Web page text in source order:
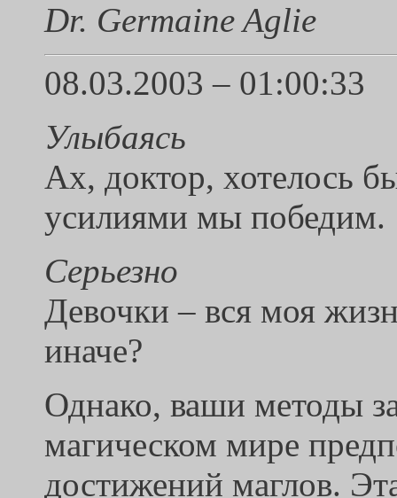
Dr. Germaine Aglie
08.03.2003 – 01:00:33
Улыбаясь
Ах, доктор, хотелось
усилиями мы победим.
Серьезно
Девочки – вся моя
иначе?
Однако, ваши методы
магическом мире
достижений маглов.